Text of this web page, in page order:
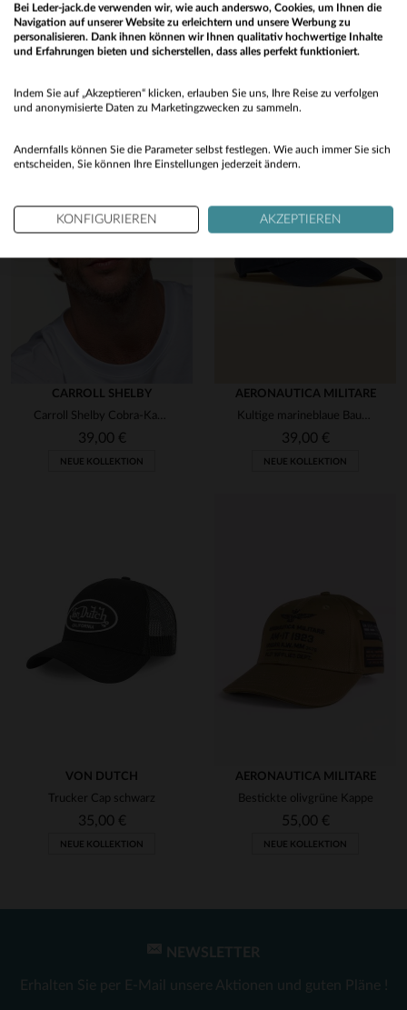
Entdecken Sie diese ähnlichen Produkte, die für Sie ausgewählt
wurden
CARROLL SHELBY
Carroll Shelby Cobra-Kappe, Marineblau
39,00 €
NEUE KOLLEKTION
AERONAUTICA MILITARE
Kultige marineblaue Baumwollmütze der italienischen Luftwaffe
39,00 €
NEUE KOLLEKTION
VON DUTCH
Trucker Cap schwarz
35,00 €
NEUE KOLLEKTION
AERONAUTICA MILITARE
Bestickte olivgrüne Kappe
55,00 €
NEUE KOLLEKTION
NEWSLETTER
Erhalten Sie per E-Mail unsere Aktionen und guten Pläne !
No
Bei Leder-jack.de verwenden wir, wie auch anderswo, Cookies, um Ihnen die
Navigation auf unserer Website zu erleichtern und unsere Werbung zu
personalisieren. Dank ihnen können wir Ihnen qualitativ hochwertige Inhalte
und Erfahrungen bieten und sicherstellen, dass alles perfekt funktioniert.
Indem Sie auf „Akzeptieren“ klicken, erlauben Sie uns, Ihre Reise zu verfolgen
und anonymisierte Daten zu Marketingzwecken zu sammeln.
Andernfalls können Sie die Parameter selbst festlegen. Wie auch immer Sie sich
entscheiden, Sie können Ihre Einstellungen jederzeit ändern.
KONFIGURIEREN AKZEPTIEREN